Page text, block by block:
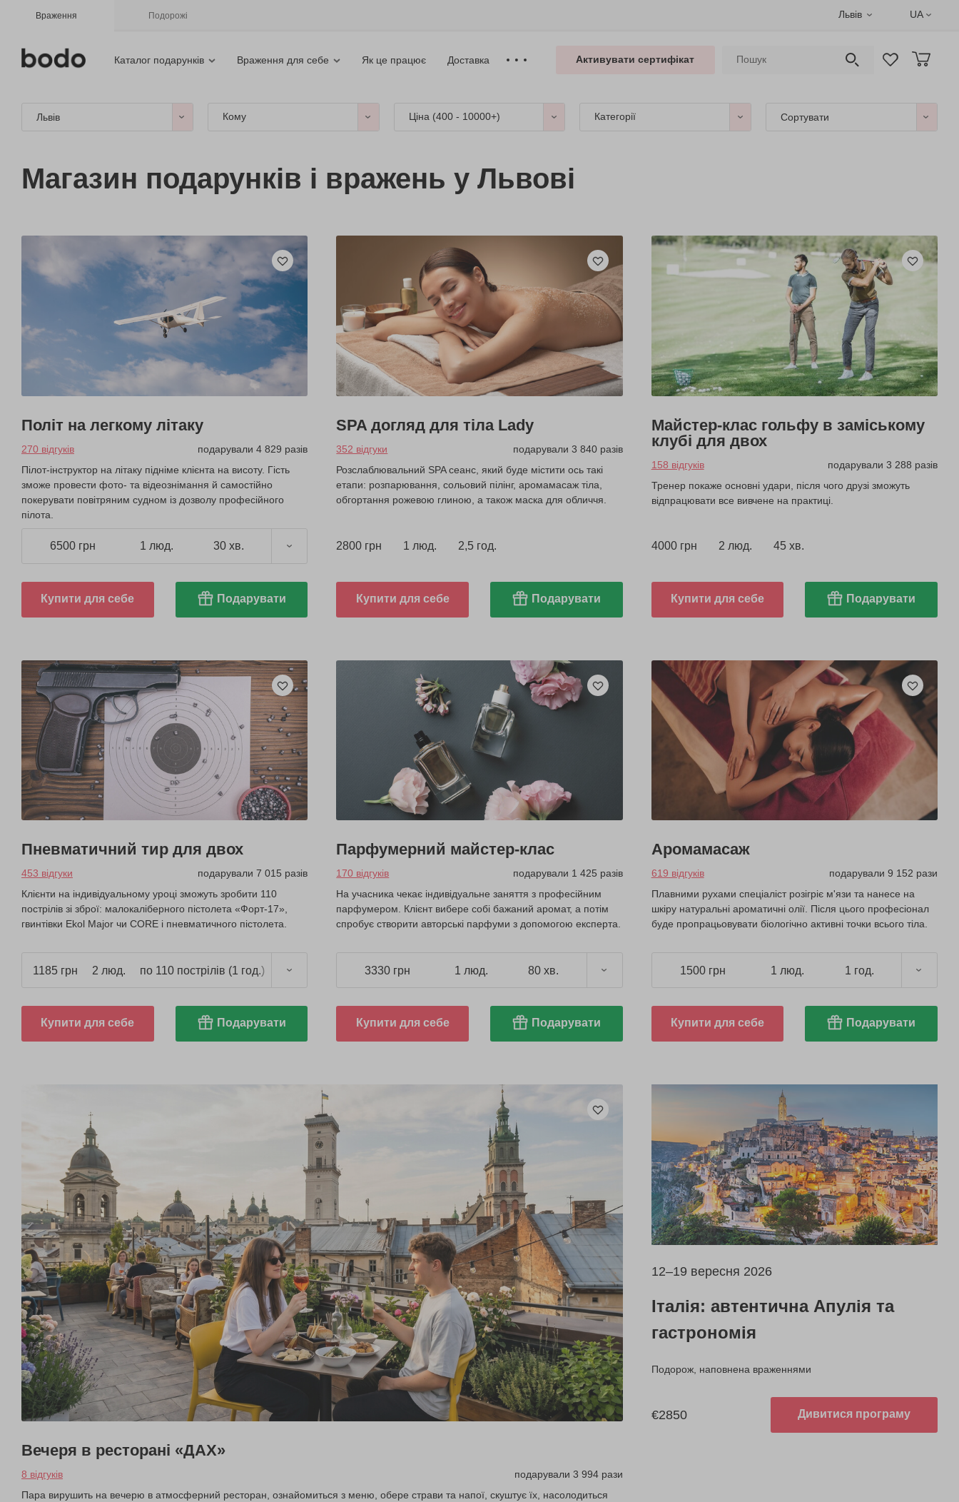
Враження Подорожі Львів UA
Каталог подарунків Враження для себе Як це працює Доставка Активувати сертифікат
Львів Кому Ціна (400 - 10000+) Категорії Сортувати
Магазин подарунків і вражень у Львові
Політ на легкому літаку
270 відгуків
подарували 4 829 разів
Пілот-інструктор на літаку підніме клієнта на висоту. Гість
зможе провести фото- та відеознімання й самостійно
покерувати повітряним судном із дозволу професійного
пілота.
6500 грн 1 люд. 30 хв.
Купити для себе Подарувати
SPA догляд для тіла Lady
352 відгуки
подарували 3 840 разів
Розслаблювальний SPA сеанс, який буде містити ось такі
етапи: розпарювання, сольовий пілінг, аромамасаж тіла,
обгортання рожевою глиною, а також маска для обличчя.
2800 грн 1 люд. 2,5 год.
Купити для себе Подарувати
Майстер-клас гольфу в заміському
клубі для двох
158 відгуків
подарували 3 288 разів
Тренер покаже основні удари, після чого друзі зможуть
відпрацювати все вивчене на практиці.
4000 грн 2 люд. 45 хв.
Купити для себе Подарувати
Пневматичний тир для двох
453 відгуки
подарували 7 015 разів
Клієнти на індивідуальному уроці зможуть зробити 110
пострілів зі зброї: малокаліберного пістолета «Форт-17»,
гвинтівки Ekol Major чи CORE і пневматичного пістолета.
1185 грн 2 люд. по 110 пострілів (1 год.)
Купити для себе Подарувати
Парфумерний майстер-клас
170 відгуків
подарували 1 425 разів
На учасника чекає індивідуальне заняття з професійним
парфумером. Клієнт вибере собі бажаний аромат, а потім
спробує створити авторські парфуми з допомогою експерта.
3330 грн 1 люд. 80 хв.
Купити для себе Подарувати
Аромамасаж
619 відгуків
подарували 9 152 рази
Плавними рухами спеціаліст розігріє м'язи та нанесе на
шкіру натуральні ароматичні олії. Після цього професіонал
буде пропрацьовувати біологічно активні точки всього тіла.
1500 грн 1 люд. 1 год.
Купити для себе Подарувати
Вечеря в ресторані «ДАХ»
8 відгуків
подарували 3 994 рази
Пара вирушить на вечерю в атмосферний ресторан, ознайомиться з меню, обере страви та напої, скуштує їх, насолодиться
12–19 вересня 2026
Італія: автентична Апулія та
гастрономія
Подорож, наповнена враженнями
€2850 Дивитися програму